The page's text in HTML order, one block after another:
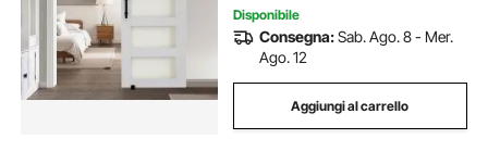
Disponibile
Consegna:Sab. Ago. 8 - Mer.
Ago. 12
Aggiungi al carrello